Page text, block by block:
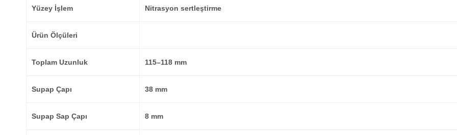
Yüzey İşlem Nitrasyon sertleştirme
Ürün Ölçüleri
Toplam Uzunluk 115–118 mm
Supap Çapı 38 mm
Supap Sap Çapı 8 mm